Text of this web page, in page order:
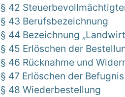
§ 42
§ 43 Berufsbezeichnung
§ 44 Bezeichnung
§ 45 Erlöschen der
§ 46 Rücknahme und
§ 47 Erlöschen der
§ 48 Wiederbestellung